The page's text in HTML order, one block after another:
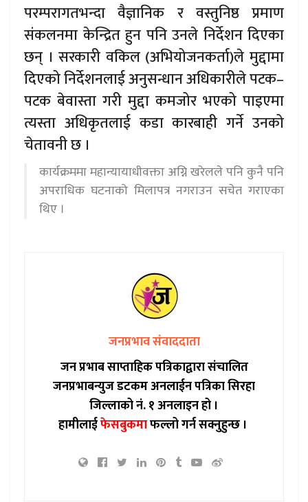
परम्परागतभन्दा वैज्ञानिक र वस्तुनिष्ठ प्रमाण
संकलनमा केन्द्रित हुन पनि उनले निर्देशन दिएका
छन् । सरकारी वकिल (अभियोजनकर्ता)ले मुद्दामा
दिएको निर्देशनलाई अनुसन्धान अधिकारीले पटक–
पटक बेवास्ता गरी मुद्दा कमजोर भएको पाइएमा
त्यस्ता अधिकृतलाई कडा कारबाही गर्ने उनको
चेतावनी छ ।
कार्यक्रममा महान्यायाधीवक्ता अग्नि खरेलले पनि कुनै पनि
अपराधिक घटनाको मिलापत्र नगराउन सचेत गराएका
थिए ।
जनप्रभाव संवाददाता
जन प्रभाब साप्ताहिक पत्रिकाद्वारा संचालित
जनप्रभाबन्युज डटकम अनलाईन पत्रिका सिरहा
जिल्लाको नं. १ अनलाइन हो ।
हामीलाईफेसबुकमाफल्लो गर्न सक्नुहुन्छ ।